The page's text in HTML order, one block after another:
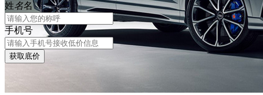
姓名名
手机号
获取底价